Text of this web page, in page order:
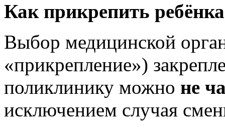
Как прикрепить
Выбор медицинской
«прикрепление»)
поликлинику можно не
исключением случая